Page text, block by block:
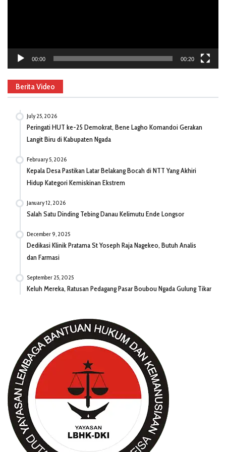
00:00 00:20
Berita Video
July 25, 2026
Peringati HUT ke-25 Demokrat, Bene Lagho Komandoi Gerakan
Langit Biru di Kabupaten Ngada
February 5, 2026
Kepala Desa Pastikan Latar Belakang Bocah di NTT Yang Akhiri
Hidup Kategori Kemiskinan Ekstrem
January 12, 2026
Salah Satu Dinding Tebing Danau Kelimutu Ende Longsor
December 9, 2025
Dedikasi Klinik Pratama St Yoseph Raja Nagekeo, Butuh Analis
dan Farmasi
September 25, 2025
Keluh Mereka, Ratusan Pedagang Pasar Boubou Ngada Gulung Tikar